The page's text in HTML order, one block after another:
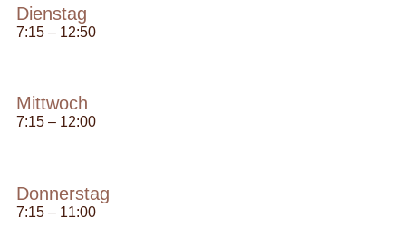
Dienstag
7:15 – 12:50
Mittwoch
7:15 – 12:00
Donnerstag
7:15 – 11:00